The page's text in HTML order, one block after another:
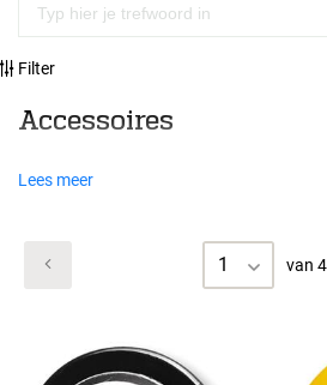
Filter
Accessoires
Lees meer
1 van 4